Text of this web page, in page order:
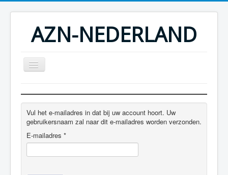
AZN-NEDERLAND
Mais producten
Fotoalbum
Contactgegevens
Vul het e-mailadres in dat bij uw account hoort. Uw
gebruikersnaam zal naar dit e-mailadres worden verzonden.
E-mailadres *